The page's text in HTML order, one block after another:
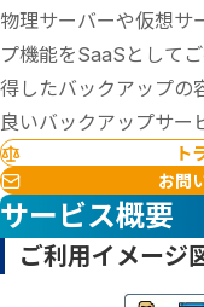
物理サーバーや仮想サ
プ機能をSaaSとして
得したバックアップの
良いバックアップサー
ト
お問
サービス概要
ご利用イメージ